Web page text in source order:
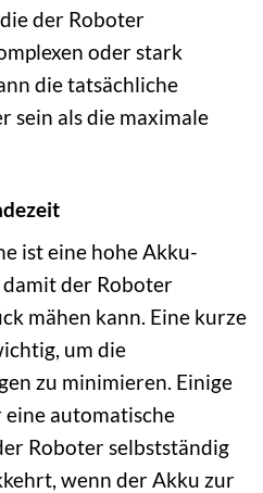
der Roboter
oder stark
die tatsächliche
sein als die maximale
ist eine hohe Akku-
der Roboter
mähen kann. Eine kurze
um die
zu minimieren. Einige
automatische
Roboter selbstständig
wenn der Akku zur